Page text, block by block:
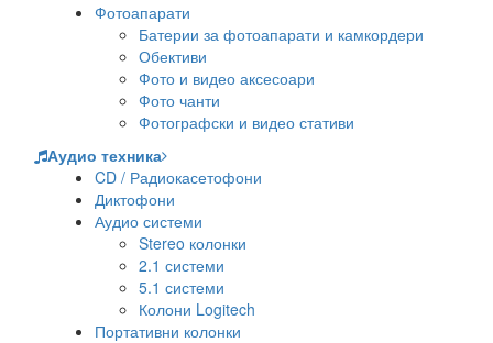
Фотоапарати
Батерии за фотоапарати и камкордери
Обективи
Фото и видео аксесоари
Фото чанти
Фотографски и видео стативи
Аудио техника
CD / Радиокасетофони
Диктофони
Аудио системи
Stereo колонки
2.1 системи
5.1 системи
Колони Logitech
Портативни колонки